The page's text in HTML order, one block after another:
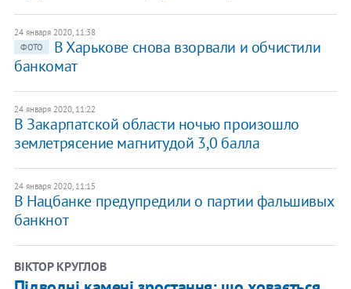
24 января 2020, 11:38
ФОТО
В Харькове снова взорвали и обчистили
банкомат
24 января 2020, 11:22
В Закарпатской области ночью произошло
землетрясение магнитудой 3,0 балла
24 января 2020, 11:15
В Нацбанке предупредили о партии фальшивых
банкнот
ВІКТОР КРУГЛОВ